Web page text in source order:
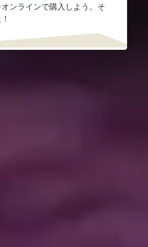
ンラインで購入しよう。そ